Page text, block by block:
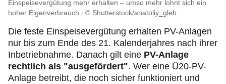
Einspeisevergütung mehr erhalten – umso mehr lohnt sich ein
hoher Eigenverbrauch
© Shutterstock/anatoliy_gleb
Die feste Einspeisevergütung erhalten PV-Anlagen
nur bis zum Ende des 21. Kalenderjahres nach ihrer
Inbetriebnahme. Danach gilt eine PV-Anlage
rechtlich als "ausgefördert". Wer eine Ü20-PV-
Anlage betreibt, die noch sicher funktioniert und